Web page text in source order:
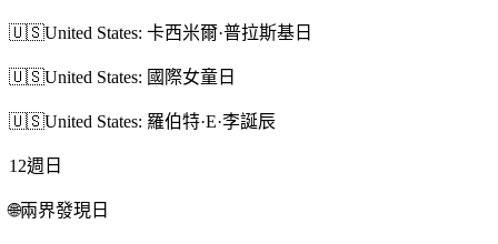
🇺🇸United States: 卡西米爾·普拉斯基日
🇺🇸United States: 國際女童日
🇺🇸United States: 羅伯特·E·李誕辰
12週日
🌐兩界發現日